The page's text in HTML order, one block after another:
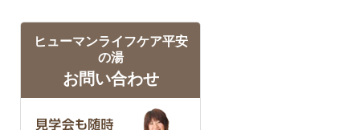
ヒューマンライフケア平安
の湯
お問い合わせ